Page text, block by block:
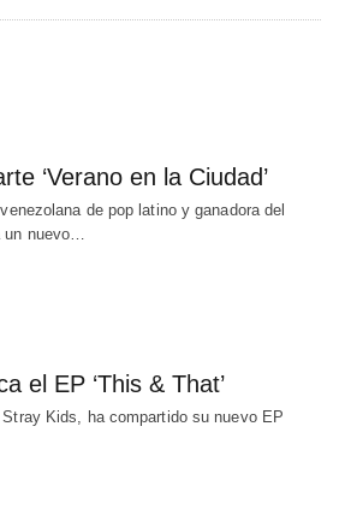
‘Verano en la Ciudad’
de pop latino y ganadora del
nuevo…
el EP ‘This & That’
Kids, ha compartido su nuevo EP